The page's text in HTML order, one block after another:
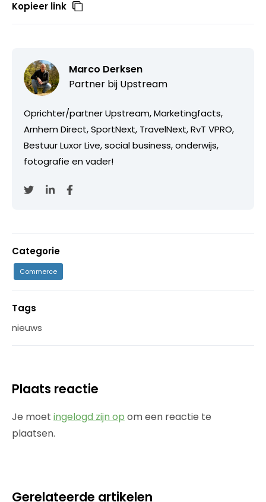
Kopieer link
Marco Derksen
Partner bij Upstream
Oprichter/partner Upstream, Marketingfacts,
Arnhem Direct, SportNext, TravelNext, RvT VPRO,
Bestuur Luxor Live, social business, onderwijs,
fotografie en vader!
Categorie
Commerce
Tags
nieuws
Plaats reactie
Je moet ingelogd zijn op om een reactie te
plaatsen.
Gerelateerde artikelen